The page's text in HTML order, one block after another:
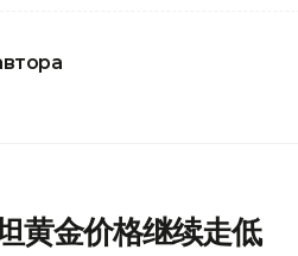
黄金价格继续走低